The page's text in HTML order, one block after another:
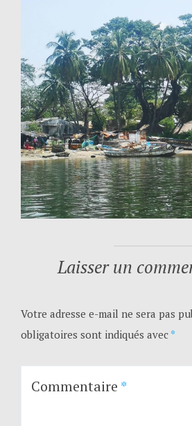
Laisser un
Votre adresse e-mail ne sera pas
obligatoires sont indiqués avec *
Commentaire *